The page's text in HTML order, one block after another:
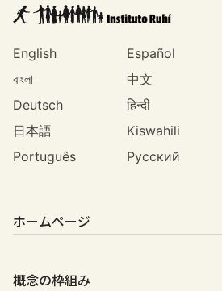
English Español
বাংলা
中文
Deutsch
हिन्दी
日本語
Kiswahili
Português
Русский
ホームページ
概念の枠組み